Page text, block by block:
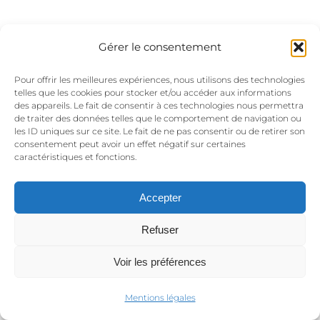
Gérer le consentement
Pour offrir les meilleures expériences, nous utilisons des technologies
telles que les cookies pour stocker et/ou accéder aux informations
des appareils. Le fait de consentir à ces technologies nous permettra
de traiter des données telles que le comportement de navigation ou
les ID uniques sur ce site. Le fait de ne pas consentir ou de retirer son
consentement peut avoir un effet négatif sur certaines
caractéristiques et fonctions.
Accepter
Refuser
Voir les préférences
Mentions légales
Chemin des Mouchettes - 01600 Reyrieux -Mentions légales et
politique de confidentialité- Réalisation du site : www.archabe.fr
06 12 77 96 10